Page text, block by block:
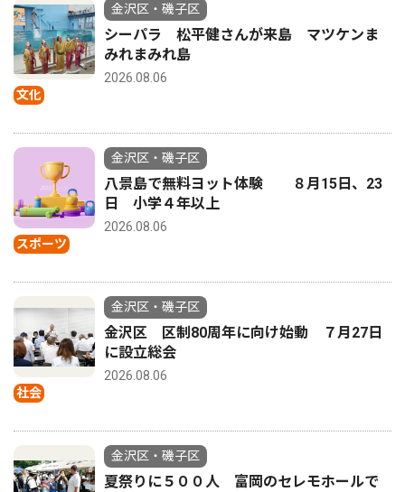
文化
金沢区・磯子区
シーパラ 松平健さんが来島 マツケンま
みれまみれ島
2026.08.06
スポーツ
金沢区・磯子区
八景島で無料ヨット体験 ８月15日、23
日 小学４年以上
2026.08.06
社会
金沢区・磯子区
金沢区 区制80周年に向け始動 ７月27日
に設立総会
2026.08.06
金沢区・磯子区
夏祭りに５００人 富岡のセレモホールで